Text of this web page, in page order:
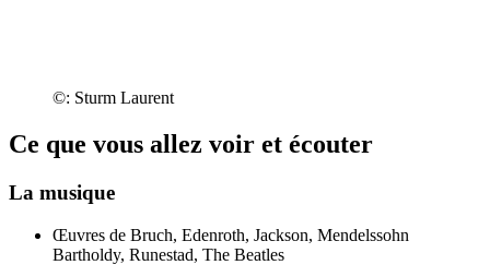
©: Sturm Laurent
Ce que vous allez voir et écouter
La musique
Œuvres de Bruch, Edenroth, Jackson, Mendelssohn
Bartholdy, Runestad, The Beatles